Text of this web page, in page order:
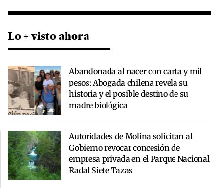
Lo + visto ahora
Abandonada al nacer con carta y mil
pesos: Abogada chilena revela su
historia y el posible destino de su
madre biológica
Autoridades de Molina solicitan al
Gobierno revocar concesión de
empresa privada en el Parque Nacional
Radal Siete Tazas